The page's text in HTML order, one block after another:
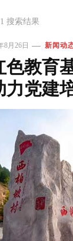
搜索结果
8月26日 新闻动
色教育
力党建